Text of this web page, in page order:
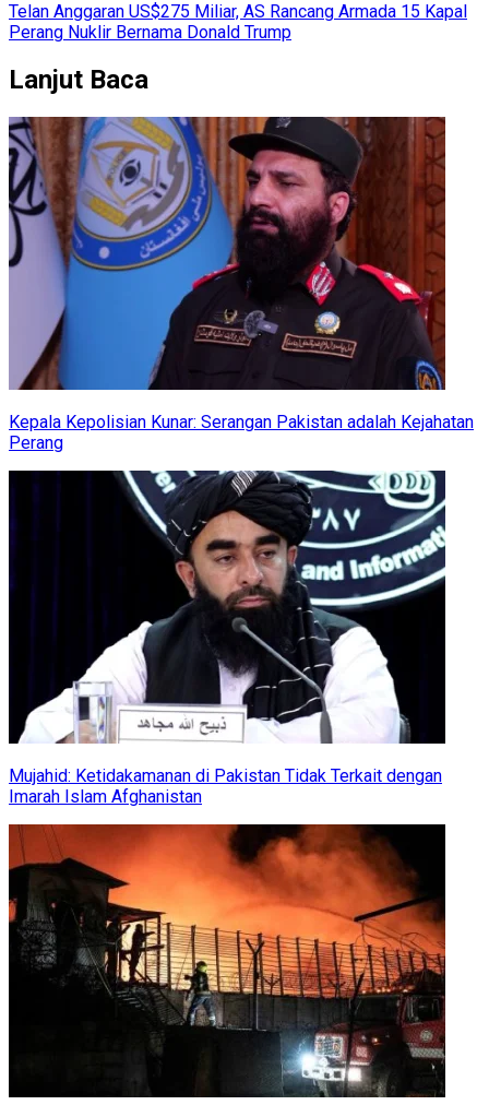
Telan Anggaran US$275 Miliar, AS Rancang Armada 15 Kapal
Perang Nuklir Bernama Donald Trump
Lanjut Baca
Kepala Kepolisian Kunar: Serangan Pakistan adalah Kejahatan
Perang
Mujahid: Ketidakamanan di Pakistan Tidak Terkait dengan
Imarah Islam Afghanistan